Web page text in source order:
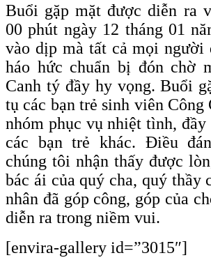
Buổi gặp mặt được diễn ra
00 phút ngày 12 tháng 01
vào dịp mà tất cả mọi người
háo hức chuẩn bị đón chờ
Canh tý đầy hy vọng. Buổi
tụ các bạn trẻ sinh viên
nhóm phục vụ nhiệt tình, đầy
các bạn trẻ khác. Điều
chúng tôi nhận thấy được
bác ái của quý cha, quý thầy
nhân đã góp công, góp của
diễn ra trong niềm vui.
[envira-gallery id=”3015″]